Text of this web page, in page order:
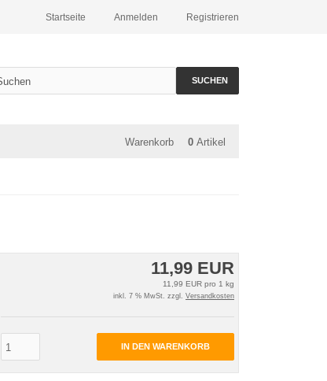
Registrieren
Anmelden
Startseite
SUCHEN
Warenkorb 0 Artikel
11,99 EUR
11,99 EUR pro 1 kg
inkl. 7 % MwSt. zzgl. Versandkosten
IN DEN WARENKORB